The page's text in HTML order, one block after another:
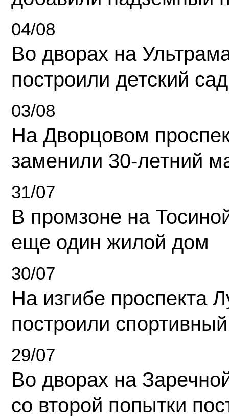
04/08
Во дворах на
построили детский сад
03/08
На Дворцовом
заменили 30-летний
31/07
В промзоне на
еще один жилой дом
30/07
На изгибе проспекта
построили
29/07
Во дворах на
со второй попытки